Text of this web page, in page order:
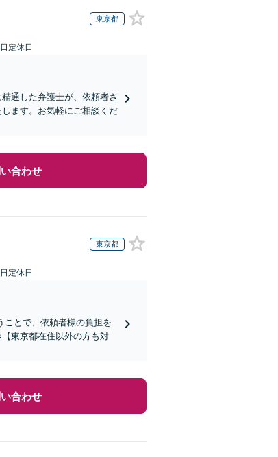
東京都
定休日
通した弁護士が、依頼者さ
ます。お気軽にご相談くだ
合わせ
東京都
定休日
ことで、依頼者様の負担を
東京都在住以外の方も対
合わせ